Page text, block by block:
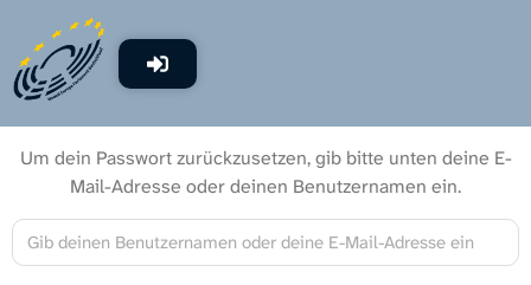
Um dein Passwort zurückzusetzen, gib bitte unten deine E-
Mail-Adresse oder deinen Benutzernamen ein.